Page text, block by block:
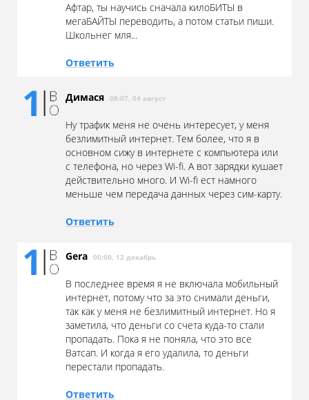
Афтар, ты научись сначала килоБИТЫ в
мегаБАЙТЫ переводить, а потом статьи пиши.
Школьнег мля...
Ответить
Димася 08:07, 04 август
Ну трафик меня не очень интересует, у меня
безлимитный интернет. Тем более, что я в
основном сижу в интернете с компьютера или
с телефона, но через Wi-fi. А вот зарядки кушает
действительно много. И Wi-fi ест намного
меньше чем передача данных через сим-карту.
Ответить
Gera 00:00, 12 декабрь
В последнее время я не включала мобильный
интернет, потому что за это снимали деньги,
так как у меня не безлимитный интернет. Но я
заметила, что деньги со счета куда-то стали
пропадать. Пока я не поняла, что это все
Ватсап. И когда я его удалила, то деньги
перестали пропадать.
Ответить